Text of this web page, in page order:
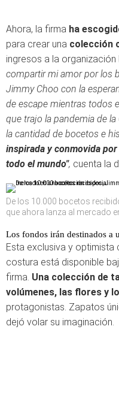
Ahora, la firma ha
para crear una colección
ingresos a la
compartir mi amor por los
Jimmy Choo con la
de escape mientras todos
que trajo la pandemia de
la cantidad de bocetos e
inspirada y conmovida
todo el mundo", cuenta la
De los 10.000 bocetos
que ahora lanza al mercado
Los fondos irán destinados a
Esta exclusiva y
costura está disponible
firma. Una colección de
volúmenes, las flores y
protagonistas. Zapatos
dejó volar su imaginación.